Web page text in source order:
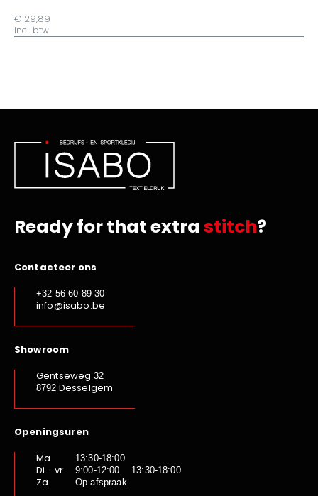
€ 29,89
incl. btw
Ready for that extra stitch?
Contacteer ons
+32 56 60 89 30
info@isabo.be
Showroom
Gentseweg 32
8792 Desselgem
Openingsuren
Ma
13:30-18:00
Di - vr 9:00-12:00 13:30-18:00
Za Op afspraak